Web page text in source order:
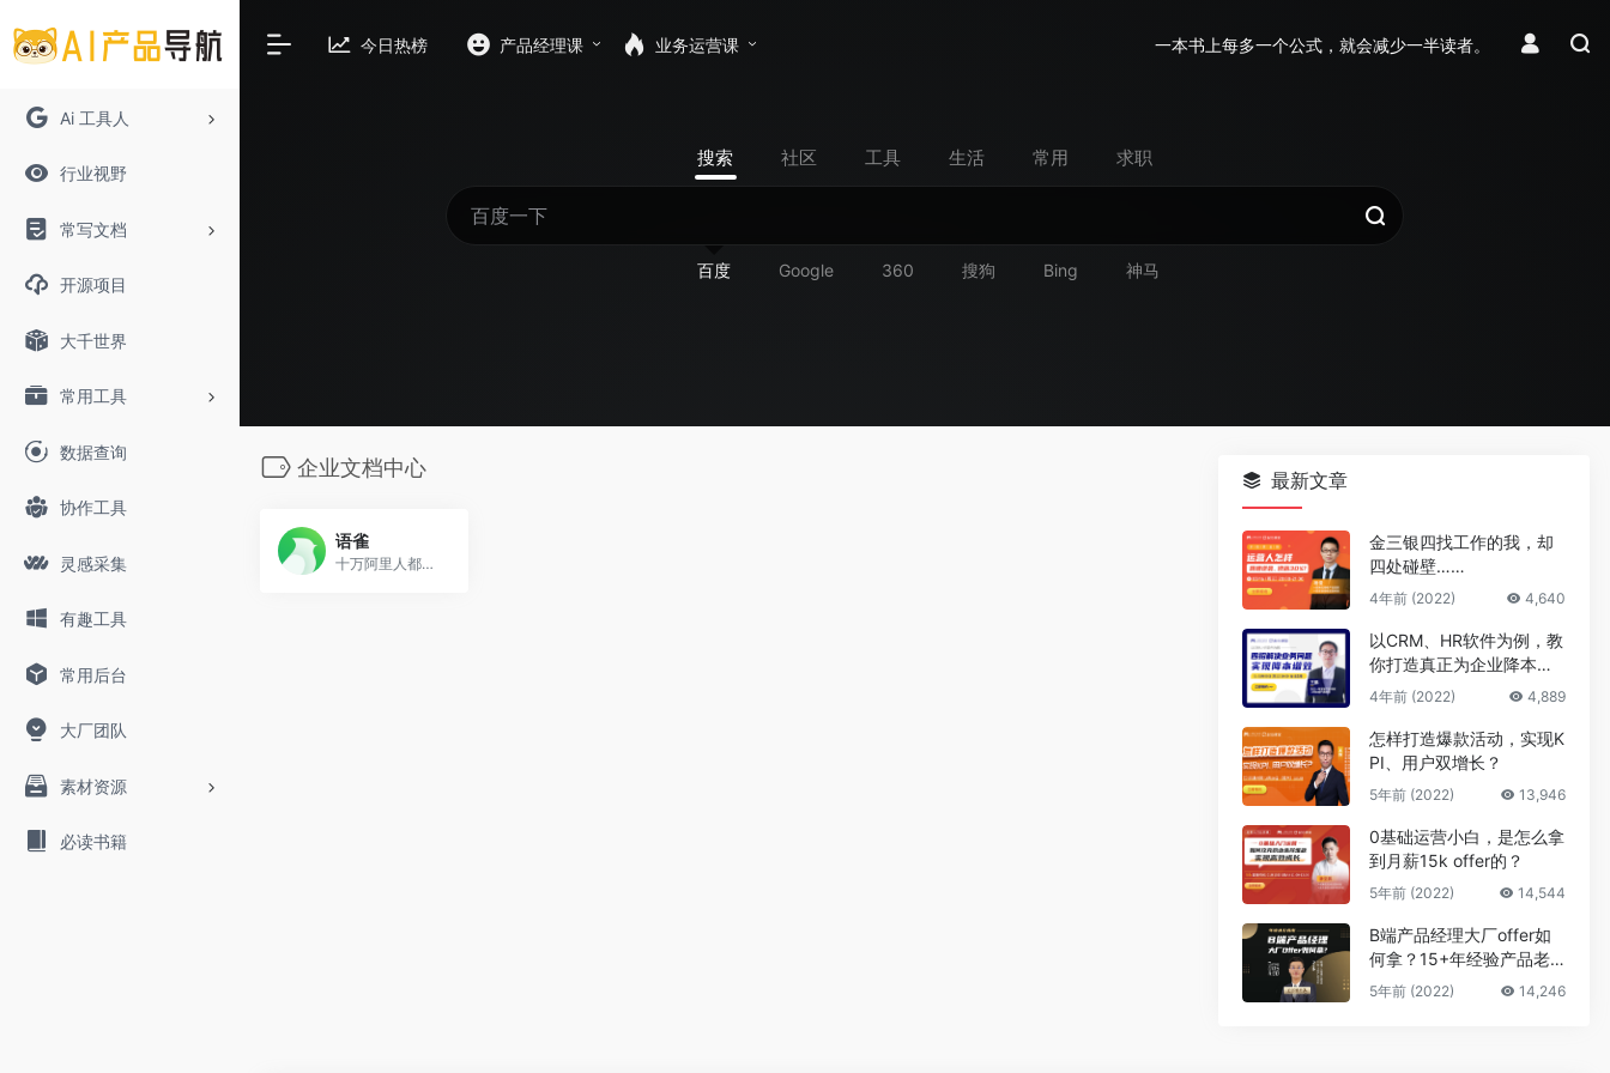
Ai 工具人
行业视野
常写文档
开源项目
大千世界
常用工具
数据查询
协作工具
灵感采集
有趣工具
常用后台
大厂团队
素材资源
必读书籍
今日热榜 产品经理课 业务运营课 一本书上每多一个公式，就会减少一半读者。
搜索 社区 工具 生活 常用 求职
百度 Google 360 搜狗 Bing 神马
企业文档中心
语雀
十万阿里人都在用的笔记与文档知识库，面向企业、组织或个人，提供全新的体系化知识管理，打造轻松流畅的工作协同。金融级数据安全、丰富的应用场景、强大的知识创作与管理，助力企业、个人轻松拥有云端知识库
最新文章
金三银四找工作的我，却
四处碰壁……
4年前 (2022) 4,640
以CRM、HR软件为例，教
你打造真正为企业降本增
效的B端产品
4年前 (2022) 4,889
怎样打造爆款活动，实现K
PI、用户双增长？
5年前 (2022) 13,946
0基础运营小白，是怎么拿
到月薪15k offer的？
5年前 (2022) 14,544
B端产品经理大厂offer如
何拿？15+年经验产品老
司机告诉你答案
5年前 (2022) 14,246